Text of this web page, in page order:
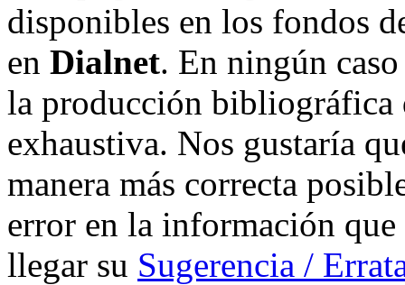
disponibles en los fondos
en Dialnet. En ningún
la producción bibliográfica
exhaustiva. Nos gustaría
manera más correcta
error en la información
llegar su Sugerencia /